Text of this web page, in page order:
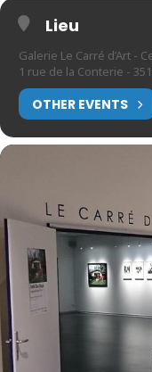
Lieu
Galerie Le Carré d’Art -
1 rue de la Conterie -
OTHER EVENTS